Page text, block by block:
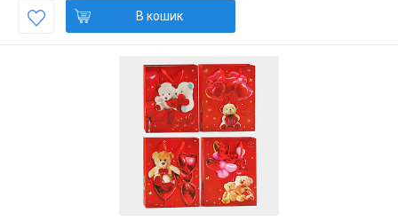
В кошик